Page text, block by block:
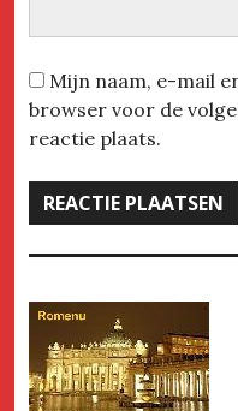
Mijn naam, e-mail
browser voor de
reactie plaats.